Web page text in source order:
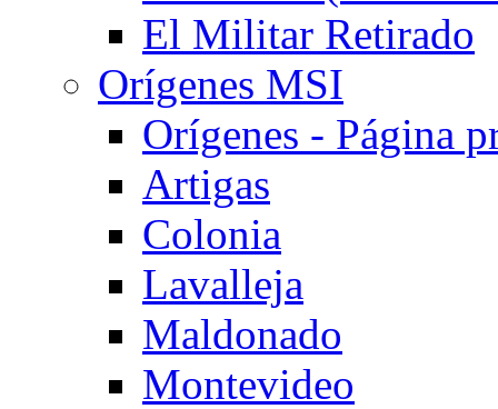
El Militar Retirado
Orígenes MSI
Orígenes - Página
Artigas
Colonia
Lavalleja
Maldonado
Montevideo